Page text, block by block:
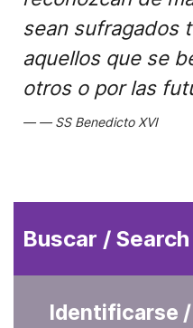
sean sufragados
aquellos que se
otros o por las
SS Benedicto XVI
Buscar / Search
Identificarse /